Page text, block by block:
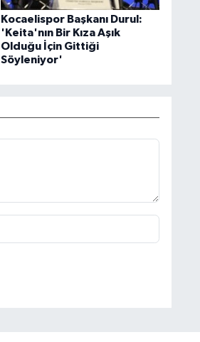
Kocaelispor Başkanı Durul:
'Keita'nın Bir Kıza Aşık
Olduğu İçin Gittiği
Söyleniyor'